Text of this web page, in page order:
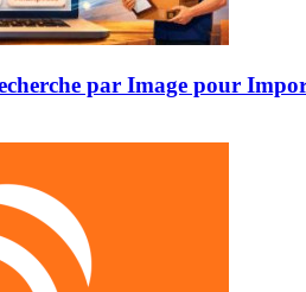
par Image pour